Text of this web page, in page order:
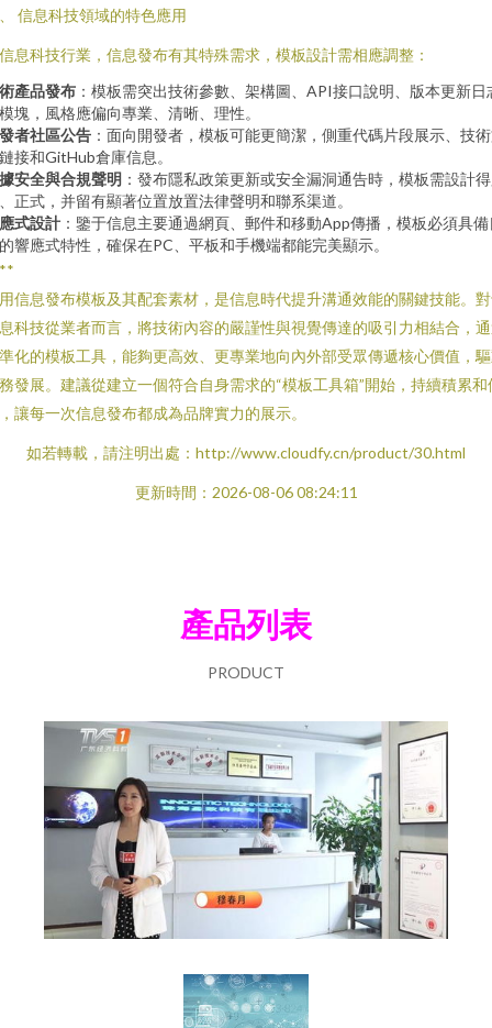
信息科技領域的特色應用
息科技行業，信息發布有其特殊需求，模板設計需相應調整：
產品發布 ：模板需突出技術參數、架構圖、API接口說明、版本更新日
塊，風格應偏向專業、清晰、理性。
者社區公告 ：面向開發者，模板可能更簡潔，側重代碼片段展示、技
接和GitHub倉庫信息。
安全與合規聲明 ：發布隱私政策更新或安全漏洞通告時，模板需設計
正式，并留有顯著位置放置法律聲明和聯系渠道。
式設計 ：鑒于信息主要通過網頁、郵件和移動App傳播，模板必須具備
響應式特性，確保在PC、平板和手機端都能完美顯示。
信息發布模板及其配套素材，是信息時代提升溝通效能的關鍵技能。
科技從業者而言，將技術內容的嚴謹性與視覺傳達的吸引力相結合，
化的模板工具，能夠更高效、更專業地向內外部受眾傳遞核心價值，
發展。建議從建立一個符合自身需求的“模板工具箱”開始，持續積累和
讓每一次信息發布都成為品牌實力的展示。
如若轉載，請注明出處：http://www.cloudfy.cn/product/30.html
更新時間：2026-08-06 08:24:11
產品列表
PRODUCT